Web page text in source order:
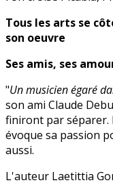
Tous les arts se
son oeuvre
Ses amis, ses
"Un musicien égaré
son ami Claude
finiront par séparer.
évoque sa passion
aussi.
L'auteur Laetittia